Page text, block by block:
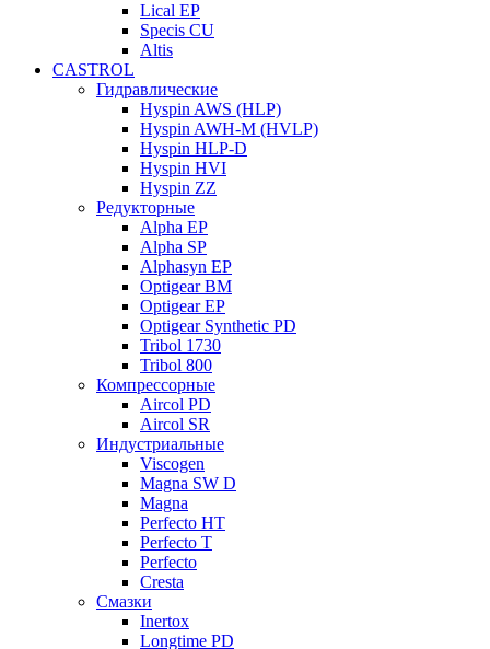
Lical EP
Specis CU
Altis
CASTROL
Гидравлические
Hyspin AWS (HLP)
Hyspin AWH-M (HVLP)
Hyspin HLP-D
Hyspin HVI
Hyspin ZZ
Редукторные
Alpha EP
Alpha SP
Alphasyn EP
Optigear BM
Optigear EP
Optigear Synthetic PD
Tribol 1730
Tribol 800
Компрессорные
Aircol PD
Aircol SR
Индустриальные
Viscogen
Magna SW D
Magna
Perfecto HT
Perfecto T
Perfecto
Cresta
Смазки
Inertox
Longtime PD